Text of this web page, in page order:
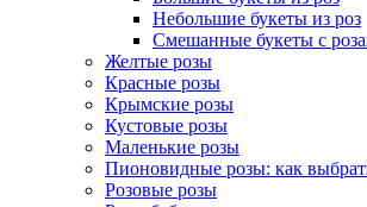
Небольшие букеты из роз
Смешанные букеты с
Желтые розы
Красные розы
Крымские розы
Кустовые розы
Маленькие розы
Пионовидные розы: как
Розовые розы